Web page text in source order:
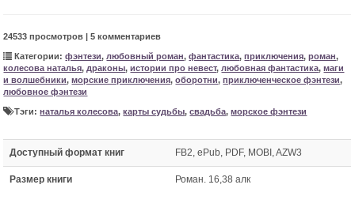
24533 просмотров | 5 комментариев
Категории:фэнтези, любовный роман,фантастика,приключения,роман,
колесова наталья, драконы,истории про невест, любовная фантастика,маги
и волшебники,морские приключения,оборотни,приключенческое фэнтези,
любовное фэнтези
Тэги:наталья колесова,карты судьбы,свадьба,морское фэнтези
Доступный формат книг FB2, ePub, PDF, MOBI, AZW3
Размер книги Роман. 16,38 алк